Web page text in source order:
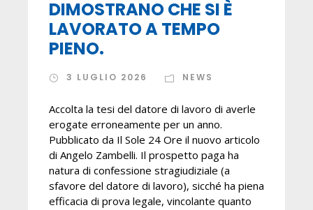
DIMOSTRANO CHE SI È
LAVORATO A TEMPO
PIENO.
3 LUGLIO 2026 NEWS
Accolta la tesi del datore di lavoro di averle
erogate erroneamente per un anno.
Pubblicato da Il Sole 24 Ore il nuovo articolo
di Angelo Zambelli. Il prospetto paga ha
natura di confessione stragiudiziale (a
sfavore del datore di lavoro), sicché ha piena
efficacia di prova legale, vincolante quanto